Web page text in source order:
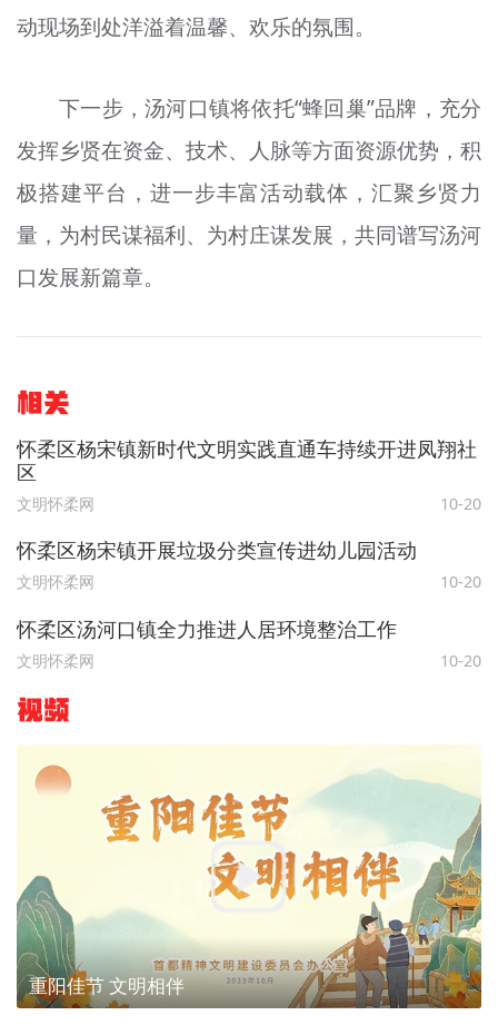
动现场到处洋溢着温馨、欢乐的氛围。
下一步，汤河口镇将依托“蜂回巢”品牌，充分
发挥乡贤在资金、技术、人脉等方面资源优势，积
极搭建平台，进一步丰富活动载体，汇聚乡贤力
量，为村民谋福利、为村庄谋发展，共同谱写汤河
口发展新篇章。
相关
怀柔区杨宋镇新时代文明实践直通车持续开进凤翔社
区
文明怀柔网 10-20
怀柔区杨宋镇开展垃圾分类宣传进幼儿园活动
文明怀柔网 10-20
怀柔区汤河口镇全力推进人居环境整治工作
文明怀柔网 10-20
视频
重阳佳节 文明相伴